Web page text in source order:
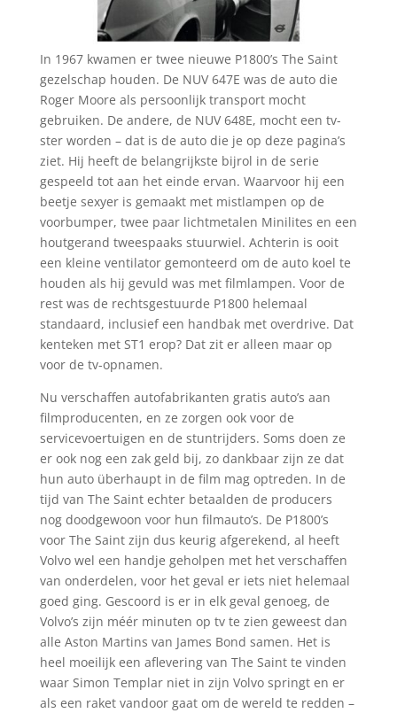
In 1967 kwamen er twee nieuwe P1800’s The Saint
gezelschap houden. De NUV 647E was de auto die
Roger Moore als persoonlijk transport mocht
gebruiken. De andere, de NUV 648E, mocht een tv-
ster worden – dat is de auto die je op deze pagina’s
ziet. Hij heeft de belangrijkste bijrol in de serie
gespeeld tot aan het einde ervan. Waarvoor hij een
beetje sexyer is gemaakt met mistlampen op de
voorbumper, twee paar lichtmetalen Minilites en een
houtgerand tweespaaks stuurwiel. Achterin is ooit
een kleine ventilator gemonteerd om de auto koel te
houden als hij gevuld was met filmlampen. Voor de
rest was de rechtsgestuurde P1800 helemaal
standaard, inclusief een handbak met overdrive. Dat
kenteken met ST1 erop? Dat zit er alleen maar op
voor de tv-opnamen.
Nu verschaffen autofabrikanten gratis auto’s aan
filmproducenten, en ze zorgen ook voor de
servicevoertuigen en de stuntrijders. Soms doen ze
er ook nog een zak geld bij, zo dankbaar zijn ze dat
hun auto überhaupt in de film mag optreden. In de
tijd van The Saint echter betaalden de producers
nog doodgewoon voor hun filmauto’s. De P1800’s
voor The Saint zijn dus keurig afgerekend, al heeft
Volvo wel een handje geholpen met het verschaffen
van onderdelen, voor het geval er iets niet helemaal
goed ging. Gescoord is er in elk geval genoeg, de
Volvo’s zijn méér minuten op tv te zien geweest dan
alle Aston Martins van James Bond samen. Het is
heel moeilijk een aflevering van The Saint te vinden
waar Simon Templar niet in zijn Volvo springt en er
als een raket vandoor gaat om de wereld te redden –